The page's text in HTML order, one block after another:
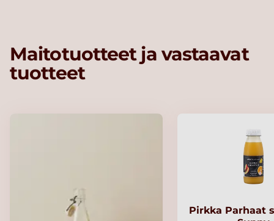
Maitotuotteet ja vastaavat
tuotteet
Pirkka Parhaat